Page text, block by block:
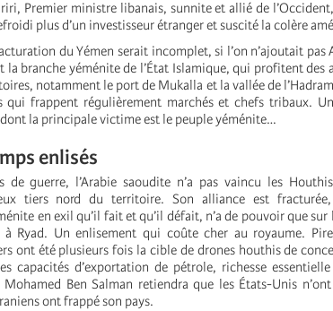
Premier ministre libanais, sunnite et allié de
plus d’un investisseur étranger et suscité la colère
du Yémen serait incomplet, si l’on n’ajoutait pas
la branche yéménite de l’État Islamique, qui profitent
notamment le port de Mukalla et la vallée de
qui frappent régulièrement marchés et chefs tribaux.
la principale victime est le peuple yéménite…
enlisés
de guerre, l’Arabie saoudite n’a pas vaincu les
tiers nord du territoire. Son alliance est
en exil qu’il fait et qu’il défait, n’a de pouvoir que sur
à Ryad. Un enlisement qui coûte cher au royaume.
ont été plusieurs fois la cible de drones houthis de
capacités d’exportation de pétrole, richesse
Mohamed Ben Salman retiendra que les États-Unis
ont frappé son pays.